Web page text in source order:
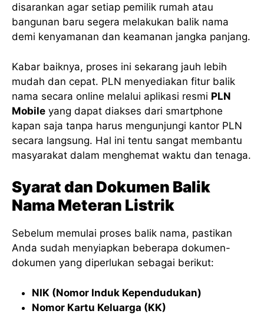
disarankan agar setiap pemilik rumah atau
bangunan baru segera melakukan balik nama
demi kenyamanan dan keamanan jangka panjang.
Kabar baiknya, proses ini sekarang jauh lebih
mudah dan cepat. PLN menyediakan fitur balik
nama secara online melalui aplikasi resmi PLN
Mobile yang dapat diakses dari smartphone
kapan saja tanpa harus mengunjungi kantor PLN
secara langsung. Hal ini tentu sangat membantu
masyarakat dalam menghemat waktu dan tenaga.
Syarat dan Dokumen Balik
Nama Meteran Listrik
Sebelum memulai proses balik nama, pastikan
Anda sudah menyiapkan beberapa dokumen-
dokumen yang diperlukan sebagai berikut:
NIK (Nomor Induk Kependudukan)
Nomor Kartu Keluarga (KK)